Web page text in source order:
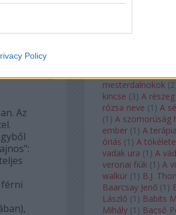
Policy
Felhasználási
Az
A karmeliták
A
A
A Magyar
A
mesterdalnokok (2
kincse (3) A
rózsa neve (1 ) A
(1 ) A szomorúság
ember (1 ) A terápia
óriás (1 ) A
vadak ura (1 ) A
veronai fiúk (1 ) A
walkür (1 ) B.J.
Baarcsay Jenő (1 )
László (1 ) Babits
Mihály (1 ) Bacsó